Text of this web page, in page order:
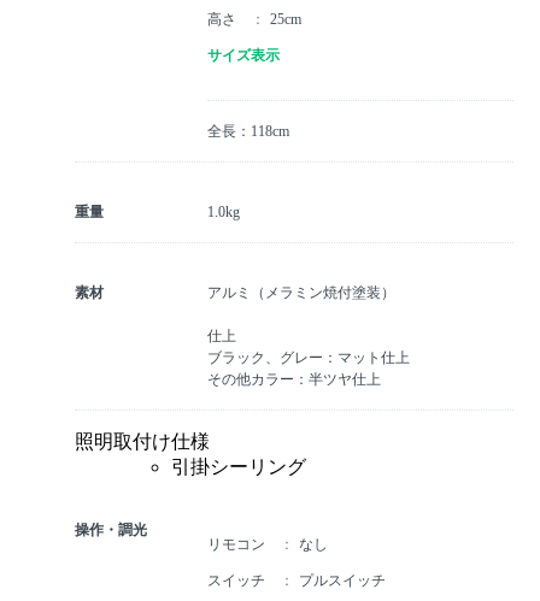
高さ 25cm
サイズ表示
全長：118cm
重量 1.0kg
素材 アルミ（メラミン焼付塗装）
仕上
ブラック、グレー：マット仕上
その他カラー：半ツヤ仕上
照明取付け仕様
引掛シーリング
操作・調光
リモコン
なし
スイッチ プルスイッチ